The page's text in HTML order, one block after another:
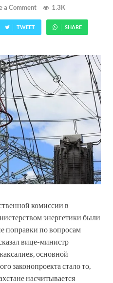
a Comment 1.3K
TWEET SHARE
комиссии в
энергетики были
поправки по вопросам
вице-министр
основной
законопроекта стало то,
насчитывается